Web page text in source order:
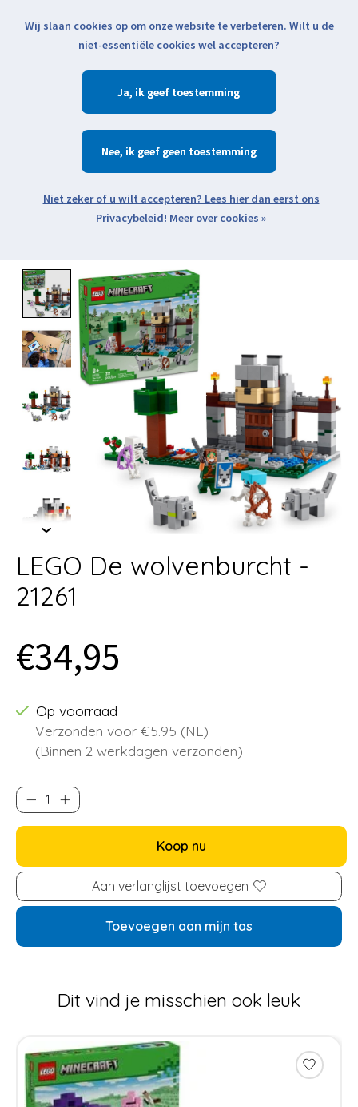
Klik voor actuele verzendinformatie...
Verlanglijst
Zoeken
Open webshop menu
Product image slideshow Items
LEGO De wolvenburcht -
21261
€34,95
Op voorraad
Verzonden voor €5.95 (NL)
(Binnen 2 werkdagen verzonden)
Koop nu
Aan verlanglijst toevoegen
Toevoegen aan mijn tas
Dit vind je misschien ook leuk
Items van productcarrousel
Wij slaan cookies op om onze website te verbeteren. Wilt u de
niet-essentiële cookies wel accepteren?
Ja
Nee
Meer over cookies »